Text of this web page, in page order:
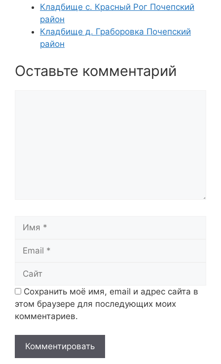
Кладбище с. Красный Рог Почепский
район
Кладбище д. Граборовка Почепский
район
Оставьте комментарий
Сохранить моё имя, email и адрес сайта в
этом браузере для последующих моих
комментариев.